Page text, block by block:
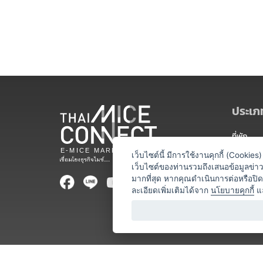
ประเ
ที่พัก
สถานที่จั
ท่องเที่ย
ออแกไน
บริการส
เว็บไซต์นี้ มีการใช้งานคุกกี้
เว็บไซต์ของท่านรวมถึงเสนอข้อมูลข่
มากที่สุด หากคุณดำเนินการต่อหรือปิ
ละเอียดเพิ่มเติมได้จาก นโยบายคุกกี้